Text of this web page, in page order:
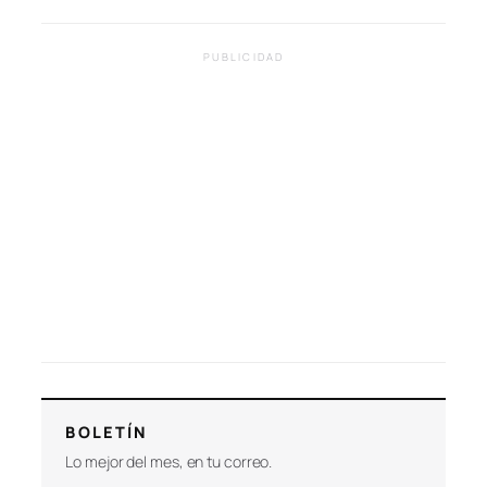
PUBLICIDAD
BOLETÍN
Lo mejor del mes, en tu correo.